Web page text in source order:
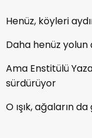
Henüz, köyleri
Daha henüz yolun
Ama Enstitülü
sürdürüyor
O ışık, ağaların